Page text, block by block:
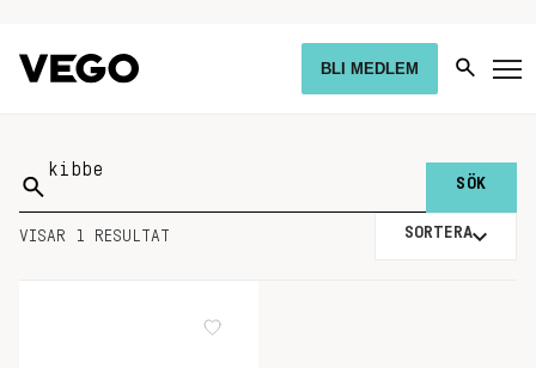
BLI MEDLEM
Sök
på:
VISAR 1 RESULTAT SORTERA